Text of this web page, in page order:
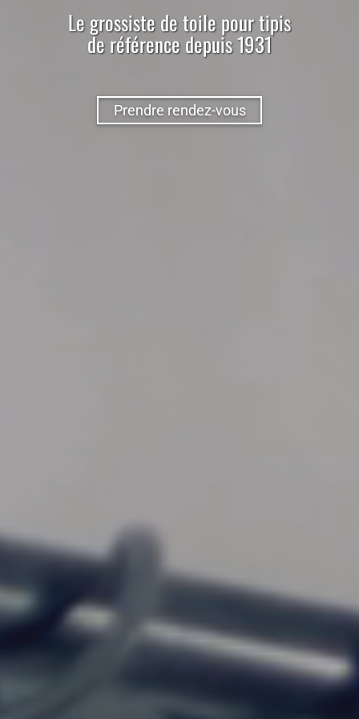
Legrossistedetoilepourtipis
de référence depuis 1931
Prendre rendez-vous